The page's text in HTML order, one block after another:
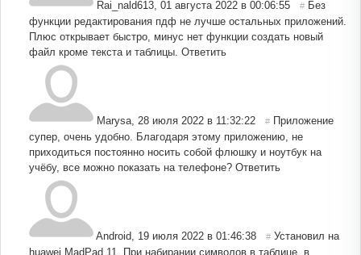
Rai_nald613, 01 августа 2022 в 00:06:55 # Без
функции редактирования пдф не лучше остальных приложений.
Плюс открывает быстро, минус нет функции создать новый
файл кроме текста и таблицы. Ответить
Мarysa, 28 июля 2022 в 11:32:22 # Приложение
супер, очень удобно. Благодаря этому приложению, не
приходиться постоянно носить собой флюшку и ноутбук на
учёбу, все можно показать на телефоне? Ответить
Android, 19 июля 2022 в 01:46:38 # Установил на
huawei MadPad 11. При набирании символов в таблице, в